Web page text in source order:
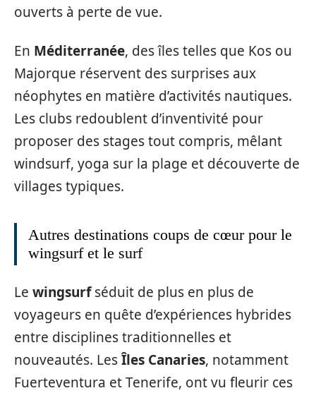
ouverts à perte de vue.
En Méditerranée, des îles telles que Kos ou
Majorque réservent des surprises aux
néophytes en matière d’activités nautiques.
Les clubs redoublent d’inventivité pour
proposer des stages tout compris, mêlant
windsurf, yoga sur la plage et découverte de
villages typiques.
Autres destinations coups de cœur pour le
wingsurf et le surf
Le wingsurfséduit de plus en plus de
voyageurs en quête d’expériences hybrides
entre disciplines traditionnelles et
nouveautés. LesÎles Canaries, notamment
Fuerteventura et Tenerife, ont vu fleurir ces